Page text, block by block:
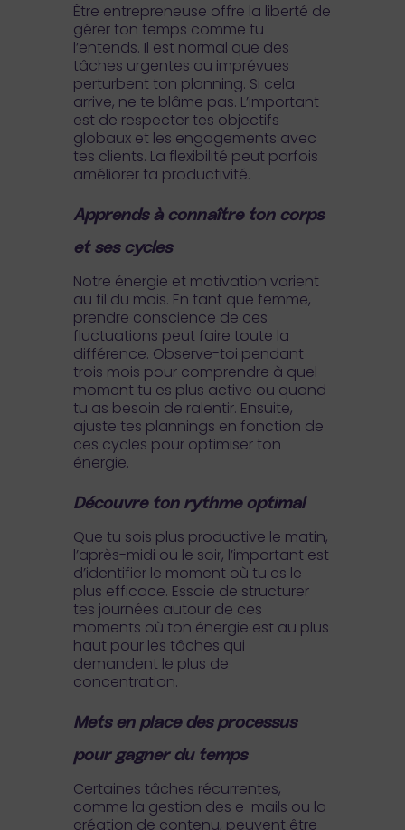
Être entrepreneuse offre la liberté de
gérer ton temps comme tu
l’entends. Il est normal que des
tâches urgentes ou imprévues
perturbent ton planning. Si cela
arrive, ne te blâme pas. L’important
est de respecter tes objectifs
globaux et les engagements avec
tes clients. La flexibilité peut parfois
améliorer ta productivité.
Apprends à connaître ton corps
et ses cycles
Notre énergie et motivation varient
au fil du mois. En tant que femme,
prendre conscience de ces
fluctuations peut faire toute la
différence. Observe-toi pendant
trois mois pour comprendre à quel
moment tu es plus active ou quand
tu as besoin de ralentir. Ensuite,
ajuste tes plannings en fonction de
ces cycles pour optimiser ton
énergie.
Découvre ton rythme optimal
Que tu sois plus productive le matin,
l’après-midi ou le soir, l’important est
d’identifier le moment où tu es le
plus efficace. Essaie de structurer
tes journées autour de ces
moments où ton énergie est au plus
haut pour les tâches qui
demandent le plus de
concentration.
Mets en place des processus
pour gagner du temps
Certaines tâches récurrentes,
comme la gestion des e-mails ou la
création de contenu, peuvent être